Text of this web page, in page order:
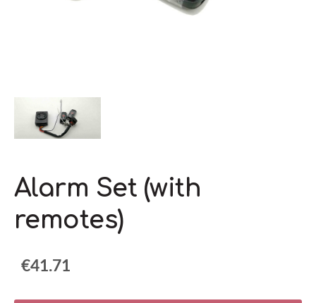
Alarm Set (with
remotes)
€41.71